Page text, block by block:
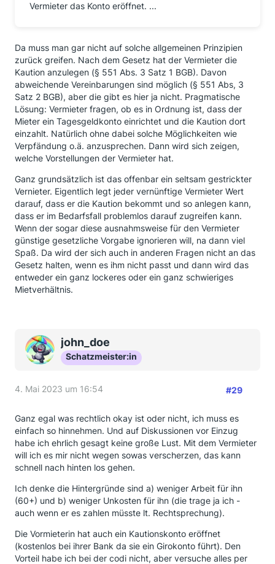
Vermieter das Konto eröffnet. ...
Da muss man gar nicht auf solche allgemeinen Prinzipien
zurück greifen. Nach dem Gesetz hat der Vermieter die
Kaution anzulegen (§ 551 Abs. 3 Satz 1 BGB). Davon
abweichende Vereinbarungen sind möglich (§ 551 Abs, 3
Satz 2 BGB), aber die gibt es hier ja nicht. Pragmatische
Lösung: Vermieter fragen, ob es in Ordnung ist, dass der
Mieter ein Tagesgeldkonto einrichtet und die Kaution dort
einzahlt. Natürlich ohne dabei solche Möglichkeiten wie
Verpfändung o.ä. anzusprechen. Dann wird sich zeigen,
welche Vorstellungen der Vermieter hat.
Ganz grundsätzlich ist das offenbar ein seltsam gestrickter
Vernieter. Eigentlich legt jeder vernünftige Vermieter Wert
darauf, dass er die Kaution bekommt und so anlegen kann,
dass er im Bedarfsfall problemlos darauf zugreifen kann.
Wenn der sogar diese ausnahmsweise für den Vermieter
günstige gesetzliche Vorgabe ignorieren will, na dann viel
Spaß. Da wird der sich auch in anderen Fragen nicht an das
Gesetz halten, wenn es ihm nicht passt und dann wird das
entweder ein ganz lockeres oder ein ganz schwieriges
Mietverhältnis.
john_doe
Schatzmeister:in
4. Mai 2023 um 16:54 #29
Ganz egal was rechtlich okay ist oder nicht, ich muss es
einfach so hinnehmen. Und auf Diskussionen vor Einzug
habe ich ehrlich gesagt keine große Lust. Mit dem Vermieter
will ich es mir nicht wegen sowas verscherzen, das kann
schnell nach hinten los gehen.
Ich denke die Hintergründe sind a) weniger Arbeit für ihn
(60+) und b) weniger Unkosten für ihn (die trage ja ich -
auch wenn er es zahlen müsste lt. Rechtsprechung).
Die Vormieterin hat auch ein Kautionskonto eröffnet
(kostenlos bei ihrer Bank da sie ein Girokonto führt). Den
Vorteil habe ich bei der codi nicht, aber versuche alles per